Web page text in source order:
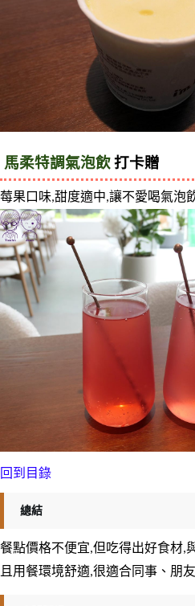
馬柔特調氣泡飲 打卡贈
莓果口味,甜度適中,讓不愛喝氣泡
回到目錄
總結
餐點價格不便宜,但吃得出好食材,
且用餐環境舒適,很適合同事、朋